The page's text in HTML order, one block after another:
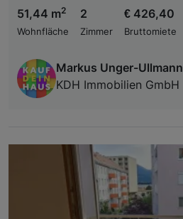
51,44 m2
Wohnfläche
2
Zimmer
€ 426,40
Bruttomiete
Markus Unger-Ullmann
KDH Immobilien GmbH